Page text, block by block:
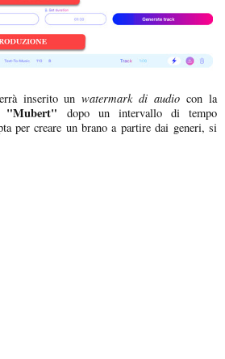
inserito unwatermark di audio con la
dopo un intervallo di tempo
per creare un brano a partire dai generi, si